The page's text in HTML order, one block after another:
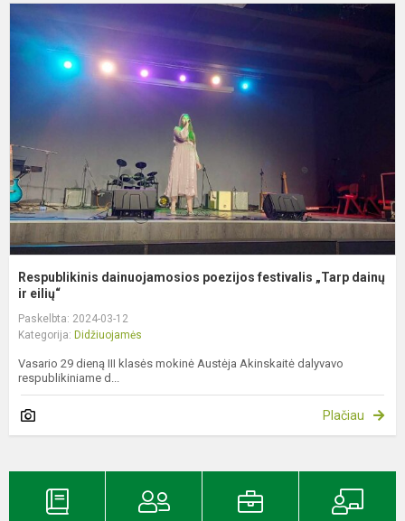
Respublikinis dainuojamosios poezijos festivalis „Tarp dainų
ir eilių“
Paskelbta: 2024-03-12
Kategorija: Didžiuojamės
Vasario 29 dieną III klasės mokinė Austėja Akinskaitė dalyvavo
respublikiniame d...
Plačiau